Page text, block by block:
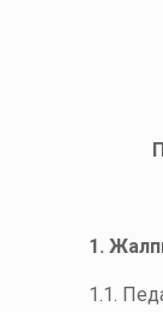
1.
1.1.